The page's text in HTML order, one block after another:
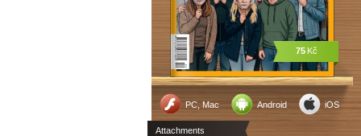
PC, Mac Android iOS
75Kč
Attachments